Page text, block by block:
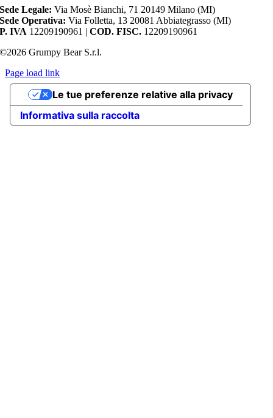
Sede Legale: Via Mosè Bianchi, 71 20149 Milano (MI)
Sede Operativa: Via Folletta, 13 20081 Abbiategrasso (MI)
P. IVA 12209190961 |COD. FISC. 12209190961
©2026 Grumpy Bear S.r.l.
Page load link
Torna
cima
Informativa sulla raccolta
Le tue preferenze relative alla privacy